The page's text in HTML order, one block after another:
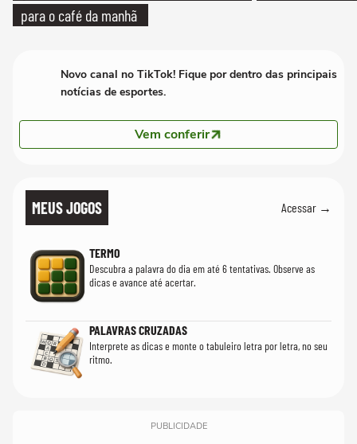
para o café da manhã
Novo canal no TikTok! Fique por dentro das principais
notícias de esportes.
Vem conferir
MEUS JOGOS Acessar →
TERMO
Descubra a palavra do dia em até 6 tentativas. Observe as
dicas e avance até acertar.
PALAVRAS CRUZADAS
Interprete as dicas e monte o tabuleiro letra por letra, no seu
ritmo.
PUBLICIDADE